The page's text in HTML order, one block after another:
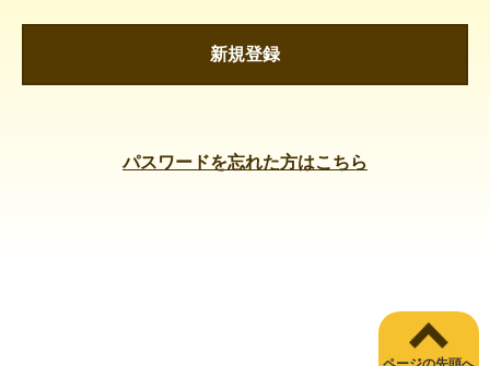
新規登録
パスワードを忘れた方はこちら